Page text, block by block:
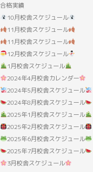
合格実績
10月校舎スケジュール
11月校舎スケジュール
11月校舎スケジュール
12月校舎スケジュール
1月校舎スケジュール
2024年4月校舎カレンダー
2024年5月校舎スケジュール
2024年8月校舎スケジュール
2025年1月校舎スケジュール
2025年2月校舎スケジュール
2025年6月校舎スケジュール
2025年7月校舎スケジュール
3月校舎スケジュール